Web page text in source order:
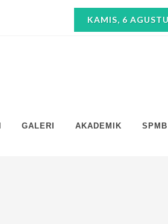
KAMIS, 6
GALERI AKADEMIK